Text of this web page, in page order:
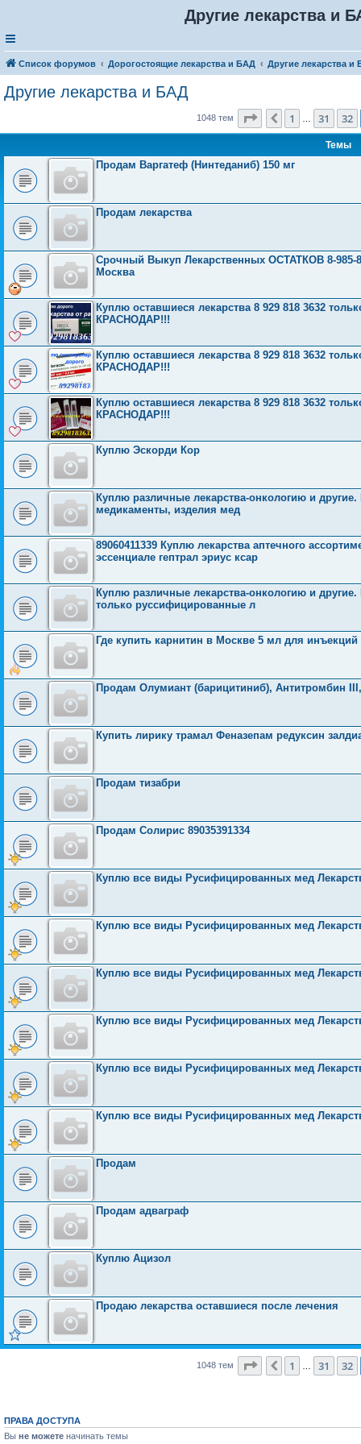
Другие лекарства и
Список форумов Дорогостоящие лекарства и БАД Другие лекарства и
Другие лекарства и БАД
1048 тем Страница 33из 42
Пред.
1 31 32
Темы
Продам Варгатеф (Нинтеданиб) 150 мг
Продам лекарства
Срочный Выкуп Лекарственных ОСТАТКОВ 8-
Москва
Куплю оставшиеся лекарства 8 929 818 3632
КРАСНОДАР!!!
Куплю оставшиеся лекарства 8 929 818 3632
КРАСНОДАР!!!
Куплю оставшиеся лекарства 8 929 818 3632
КРАСНОДАР!!!
Куплю Эскорди Кор
Куплю различные лекарства-онкологию и
медикаменты, изделия мед
89060411339 Куплю лекарства аптечного
эссенциале гептрал эриус ксар
Куплю различные лекарства-онкологию и
только руссифицированные л
Где купить карнитин в Москве 5 мл для
Продам Олумиант (барицитиниб), Антитромбин
Купить лирику трамал Феназепам редуксин
Продам тизабри
Продам Солирис 89035391334
Куплю все виды Русифицированных мед
Куплю все виды Русифицированных мед
Куплю все виды Русифицированных мед
Куплю все виды Русифицированных мед
Куплю все виды Русифицированных мед
Куплю все виды Русифицированных мед
Продам
Продам адваграф
Куплю Ацизол
Продаю лекарства оставшиеся после лечения
1048 тем Страница 33из 42
Пред.
1 31 32
ПРАВА ДОСТУПА
Вы не можете начинать темы